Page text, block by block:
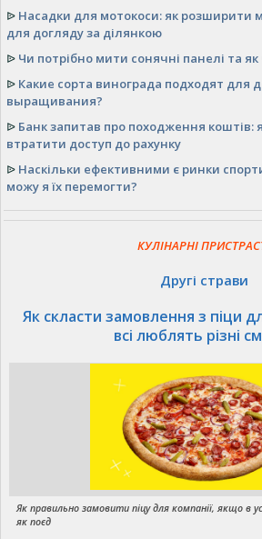
ᐉ Насадки для мотокоси: як розширити
для догляду за ділянкою
ᐉ Чи потрібно мити сонячні панелі та
ᐉ Какие сорта винограда подходят для
выращивания?
ᐉ Банк запитав про походження коштів:
втратити доступ до рахунку
ᐉ Наскільки ефективними є ринки
можу я їх перемогти?
КУЛІНАРНІ
Другі страви
Як скласти замовлення з піци
всі люблять різні
Як правильно замовити піцу для компанії, якщо в
як поєд